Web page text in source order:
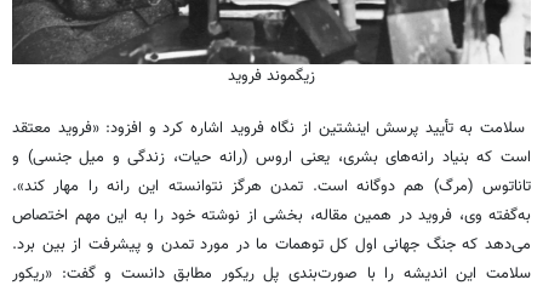
زیگموند فروید
سلامت به تأیید پرسش اینشتین از نگاه فروید اشاره کرد و افزود: «فروید معتقد
است که بنیاد رانه‌های بشری، یعنی اروس (رانه حیات، زندگی و میل جنسی) و
تاناتوس (مرگ) هم دوگانه است. تمدن هرگز نتوانسته این رانه را مهار کند».
به‌گفته وی، فروید در همین مقاله، بخشی از نوشته خود را به این مهم اختصاص
می‌‎دهد که جنگ جهانی اول کل توهمات ما در مورد تمدن و پیشرفت از بین برد.
سلامت این اندیشه را با صورت‌بندی پل ریکور مطابق دانست و گفت: «ریکور